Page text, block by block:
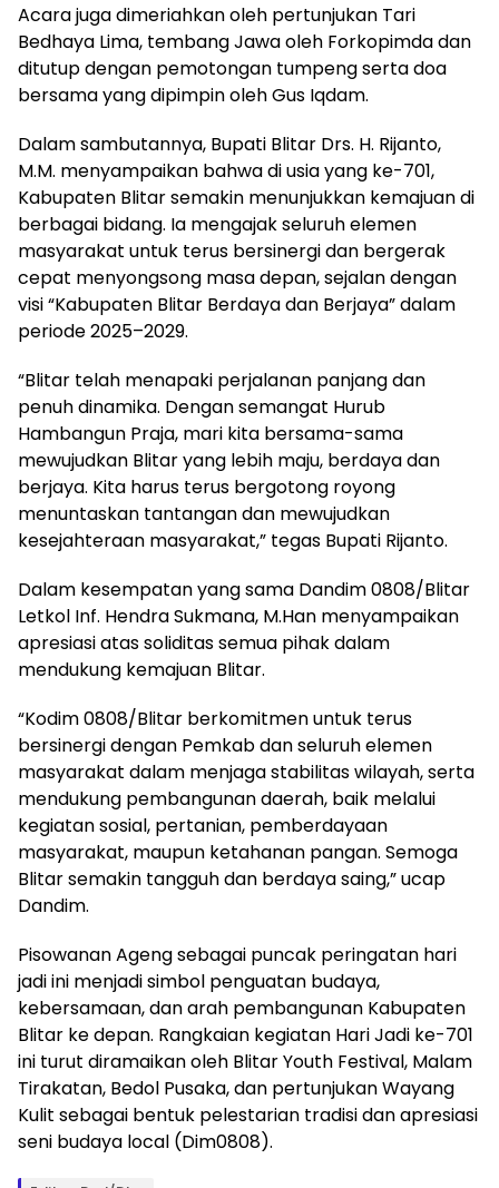
Acara juga dimeriahkan oleh pertunjukan Tari
Bedhaya Lima, tembang Jawa oleh Forkopimda dan
ditutup dengan pemotongan tumpeng serta doa
bersama yang dipimpin oleh Gus Iqdam.
Dalam sambutannya, Bupati Blitar Drs. H. Rijanto,
M.M. menyampaikan bahwa di usia yang ke-701,
Kabupaten Blitar semakin menunjukkan kemajuan di
berbagai bidang. Ia mengajak seluruh elemen
masyarakat untuk terus bersinergi dan bergerak
cepat menyongsong masa depan, sejalan dengan
visi “Kabupaten Blitar Berdaya dan Berjaya” dalam
periode 2025–2029.
“Blitar telah menapaki perjalanan panjang dan
penuh dinamika. Dengan semangat Hurub
Hambangun Praja, mari kita bersama-sama
mewujudkan Blitar yang lebih maju, berdaya dan
berjaya. Kita harus terus bergotong royong
menuntaskan tantangan dan mewujudkan
kesejahteraan masyarakat,” tegas Bupati Rijanto.
Dalam kesempatan yang sama Dandim 0808/Blitar
Letkol Inf. Hendra Sukmana, M.Han menyampaikan
apresiasi atas soliditas semua pihak dalam
mendukung kemajuan Blitar.
“Kodim 0808/Blitar berkomitmen untuk terus
bersinergi dengan Pemkab dan seluruh elemen
masyarakat dalam menjaga stabilitas wilayah, serta
mendukung pembangunan daerah, baik melalui
kegiatan sosial, pertanian, pemberdayaan
masyarakat, maupun ketahanan pangan. Semoga
Blitar semakin tangguh dan berdaya saing,” ucap
Dandim.
Pisowanan Ageng sebagai puncak peringatan hari
jadi ini menjadi simbol penguatan budaya,
kebersamaan, dan arah pembangunan Kabupaten
Blitar ke depan. Rangkaian kegiatan Hari Jadi ke-701
ini turut diramaikan oleh Blitar Youth Festival, Malam
Tirakatan, Bedol Pusaka, dan pertunjukan Wayang
Kulit sebagai bentuk pelestarian tradisi dan apresiasi
seni budaya local (Dim0808).